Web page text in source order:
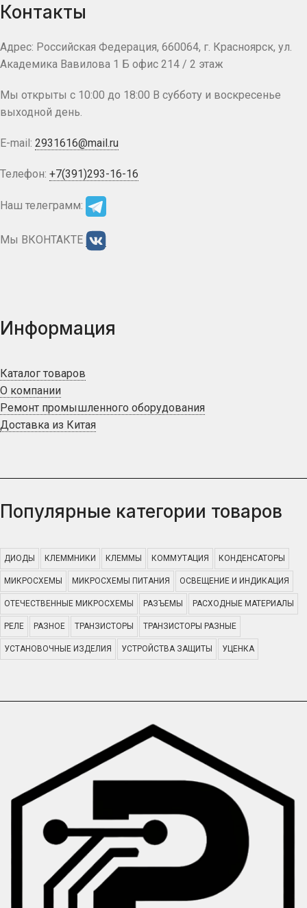
Контакты
Адрес: Российская Федерация, 660064, г. Красноярск, ул.
Академика Вавилова 1 Б офис 214 / 2 этаж
Мы открыты с 10:00 до 18:00 В субботу и воскресенье
выходной день.
E-mail: 2931616@mail.ru
Телефон: +7(391)293-16-16
Наш телеграмм:
Мы ВКОНТАКТЕ
Информация
Каталог товаров
О компании
Ремонт промышленного оборудования
Доставка из Китая
Популярные категории товаров
ДИОДЫ КЛЕММНИКИ КЛЕММЫ КОММУТАЦИЯ КОНДЕНСАТОРЫ
МИКРОСХЕМЫ МИКРОСХЕМЫ ПИТАНИЯ ОСВЕЩЕНИЕ И ИНДИКАЦИЯ
ОТЕЧЕСТВЕННЫЕ МИКРОСХЕМЫ РАЗЪЕМЫ РАСХОДНЫЕ МАТЕРИАЛЫ
РЕЛЕ РАЗНОЕ ТРАНЗИСТОРЫ ТРАНЗИСТОРЫ РАЗНЫЕ
УСТАНОВОЧНЫЕ ИЗДЕЛИЯ УСТРОЙСТВА ЗАЩИТЫ УЦЕНКА